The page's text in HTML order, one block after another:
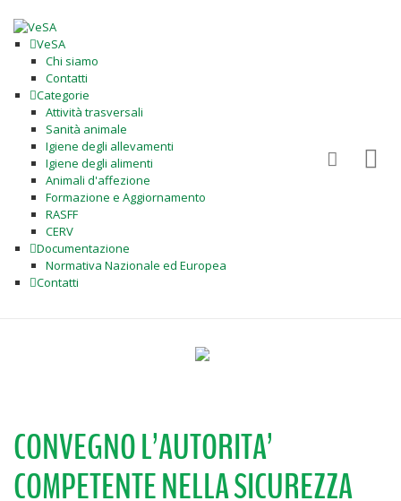
VeSA
Chi siamo
Contatti
Categorie
Attività trasversali
Sanità animale
Igiene degli allevamenti
Igiene degli alimenti
Animali d'affezione
Formazione e Aggiornamento
RASFF
CERV
Documentazione
Normativa Nazionale ed Europea
Contatti
CONVEGNO L’AUTORITA’
COMPETENTE NELLA SICUREZZA